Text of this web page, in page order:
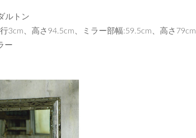
ルトン
3cm、高さ94.5cm、ミラー部幅:59.5cm、高さ79cm
ー